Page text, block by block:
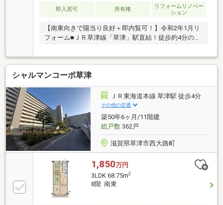
即入居可 所有権
リフォームリノベー
ション
【南東向きで陽当り良好＋即内覧可！】令和2年1月リ
フォーム■ＪＲ草津線「草津」駅直結！徒歩約4分の好
立地■LDKは16.3帖のゆとりある広さ■家事効率の上が
る食洗機や・浴室乾燥機完備
シャルマンコーポ草津
ＪＲ東海道本線 草津駅 徒歩4分
その他の交通
築50年6ヶ月/11階建
総戸数362戸
滋賀県草津市西大路町
1,850万円
3LDK 68.75m2
8階 南東